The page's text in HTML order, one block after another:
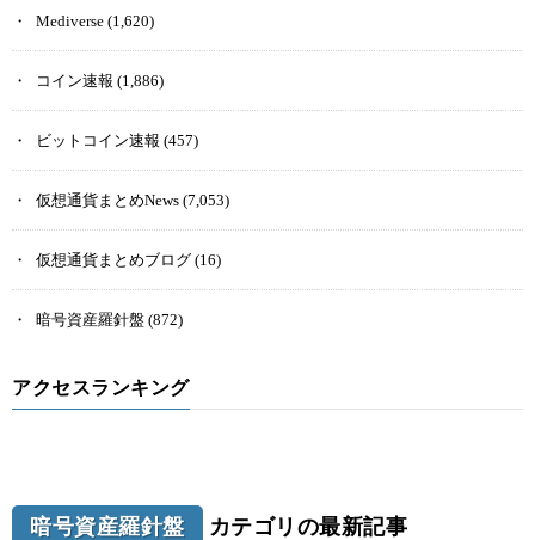
Mediverse (1,620)
コイン速報 (1,886)
ビットコイン速報 (457)
仮想通貨まとめNews (7,053)
仮想通貨まとめブログ (16)
暗号資産羅針盤 (872)
アクセスランキング
暗号資産羅針盤 カテゴリの最新記事